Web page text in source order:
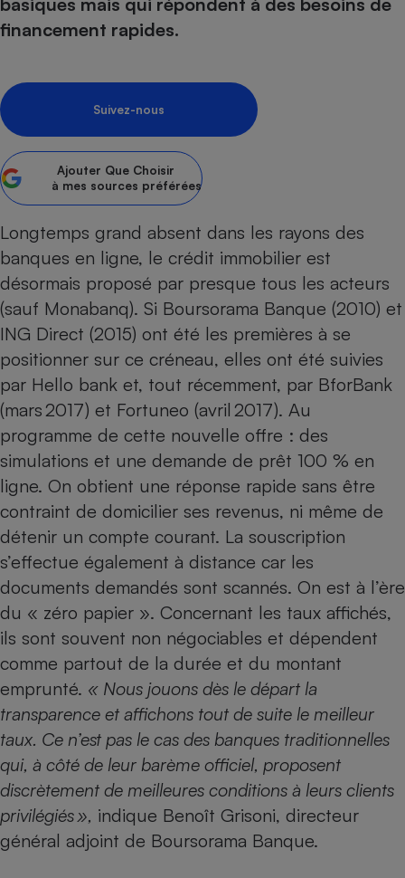
financement rapides.
Suivez-nous
Ajouter Que Choisir
à mes sources préférées
Longtemps grand absent dans les rayons des
banques en ligne, le crédit immobilier est
désormais proposé par presque tous les acteurs
(sauf Monabanq). Si Boursorama Banque (2010) et
ING Direct (2015) ont été les premières à se
positionner sur ce créneau, elles ont été suivies
par Hello bank et, tout récemment, par BforBank
(mars 2017) et Fortuneo (avril 2017). Au
programme de cette nouvelle offre : des
simulations et une demande de prêt 100 % en
ligne. On obtient une réponse rapide sans être
contraint de domicilier ses revenus, ni même de
détenir un compte courant. La souscription
s’effectue également à distance car les
documents demandés sont scannés. On est à l’ère
du « zéro papier ». Concernant les taux affichés,
ils sont souvent non négociables et dépendent
comme partout de la durée et du montant
emprunté. « Nous jouons dès le départ la
transparence et affichons tout de suite le meilleur
taux. Ce n’est pas le cas des banques traditionnelles
qui, à côté de leur barème officiel, proposent
discrètement de meilleures conditions à leurs clients
privilégiés », indique Benoît Grisoni, directeur
général adjoint de Boursorama Banque.
Sécurité - Hygiène
Supermarché - Drive
Complément
alimentaire
bouteille
Assurance
Mutuelle
Assurance emprunteur
Banque
Circulation routière
Moto
Comparateur auto
Supermarché - Drive
Comparatif
Comparatif plaque à
Comparatif aspirateur
Comparatif cafetière
Comparatif robot cuiseur
Comparatif centrale
Gros électroménager
Petit électroménager -
Lave-linge
Plaque de cuisson à
Comparatif casque audio
Comparatif barre de son
Comparatif tablette
Image et son
Informatique
Internet
Téléphonie
Téléviseur
Téléphone mobile -
Smartphone
Comparatif tondeuse
Comparatif poêle à
Aménagement
Bricolage - Jardinage
Chauffage
Produit d'entretien
Sécurité domestique
Matelas
Radiateur électrique
Système de santé -
Mutuelle
Antimoustique
Retraite
Choisir son fioul
Choisir son pellet
Tous les comparateurs
Toutes les cartes interactives
Speedtest - Testez le débit de votre
connexion Internet